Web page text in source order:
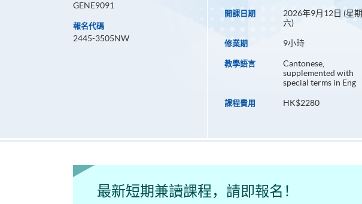
GENE9091
報名代碼
2445-3505NW
開課日期
2026年9月12日 (星期
六)
修業期 9小時
教學語言
Cantonese,
supplemented with
special terms in Eng
課程費用 HK$2280
最新短期兼讀課程，請即報名！